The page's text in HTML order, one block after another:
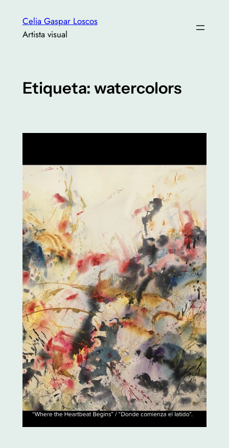
contenido
Celia Gaspar Loscos
Artista visual
Etiqueta: watercolors